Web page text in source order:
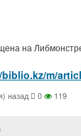
на
m/
назад 0 119